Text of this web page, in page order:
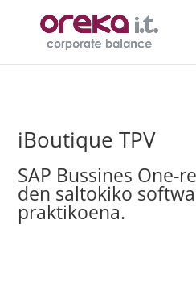
iBoutique TPV
SAP Bussines One-
den saltokiko
praktikoena.